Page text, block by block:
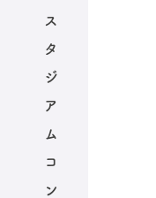
ス
タ
ジ
ア
ム
コ
ン